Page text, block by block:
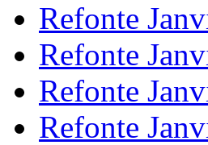
Refonte
Refonte
Refonte
Refonte